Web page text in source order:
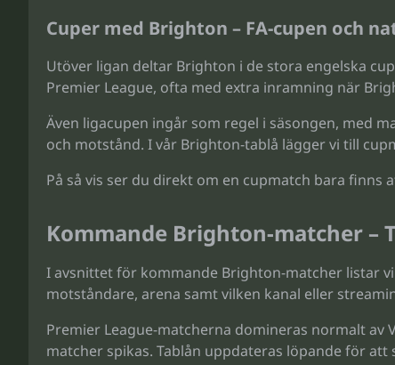
Cuper med Brighton – FA-cupen och
Utöver ligan deltar Brighton i de stora engelska
Premier League, ofta med extra inramning när
Även ligacupen ingår som regel i säsongen, med
och motstånd. I vår Brighton-tablå lägger vi till
På så vis ser du direkt om en cupmatch bara finns
Kommande Brighton-matcher –
I avsnittet för kommande Brighton-matcher listar
motståndare, arena samt vilken kanal eller
Premier League-matcherna domineras normalt av
matcher spikas. Tablån uppdateras löpande för